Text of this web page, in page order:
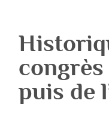
congrès
puis de